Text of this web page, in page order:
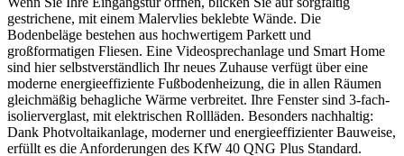
gestrichene, mit einem Malervlies beklebte Wände. Die
Bodenbeläge bestehen aus hochwertigem Parkett und
großformatigen Fliesen. Eine Videosprechanlage und Smart Home
sind hier selbstverständlich Ihr neues Zuhause verfügt über eine
moderne energieeffiziente Fußbodenheizung, die in allen Räumen
gleichmäßig behagliche Wärme verbreitet. Ihre Fenster sind 3-fach-
isolierverglast, mit elektrischen Rollläden. Besonders nachhaltig:
Dank Photvoltaikanlage, moderner und energieeffizienter Bauweise,
erfüllt es die Anforderungen des KfW 40 QNG Plus Standard.